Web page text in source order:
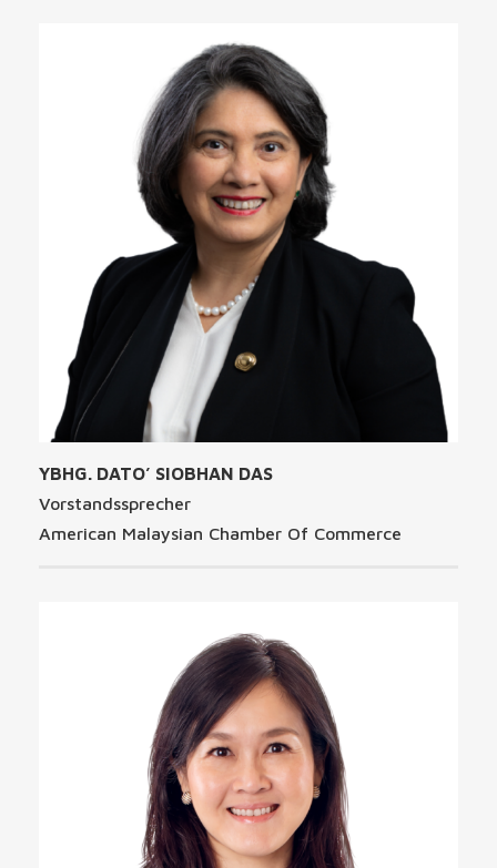
YBHG. DATO’ SIOBHAN DAS
Vorstandssprecher
American Malaysian Chamber Of Commerce